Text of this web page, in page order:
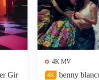
Gir
4K MV
4K
benny